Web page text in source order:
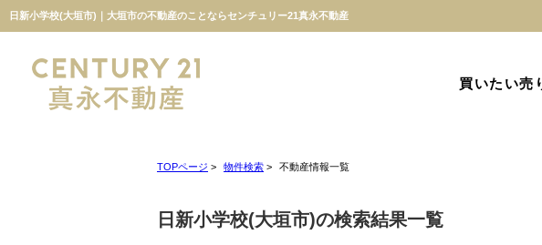
日新小学校(大垣市)｜大垣市の不動産のことならセンチュリー21真永不動産
買いたい売
TOPページ > 物件検索 > 不動産情報一覧
日新小学校(大垣市)の検索結果一覧